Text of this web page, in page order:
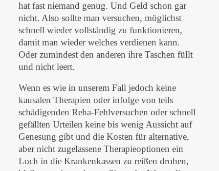
hat fast niemand genug. Und Geld schon gar
nicht. Also sollte man versuchen, möglichst
schnell wieder vollständig zu funktionieren,
damit man wieder welches verdienen kann.
Oder zumindest den anderen ihre Taschen füllt
und nicht leert.
Wenn es wie in unserem Fall jedoch keine
kausalen Therapien oder infolge von teils
schädigenden Reha-Fehlversuchen oder schnell
gefällten Urteilen keine bis wenig Aussicht auf
Genesung gibt und die Kosten für alternative,
aber nicht zugelassene Therapieoptionen ein
Loch in die Krankenkassen zu reißen drohen,